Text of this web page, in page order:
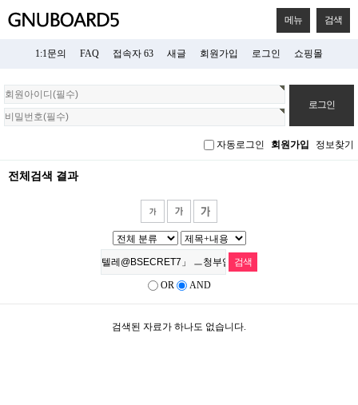
메뉴 검색
1:1문의 FAQ 접속자 63 새글 회원가입 로그인 쇼핑몰
회
원
로
자동로그인 회원가입 정보찾기
전체검색 결과
OR AND
검색된 자료가 하나도 없습니다.